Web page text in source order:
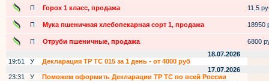
П Горох 1 класс, продажа 11,5
П Мука пшеничная хлебопекарная сорт 1, продажа 18950
П Отруби пшеничные, продажа
6800
18.07.2026
19:51
У
Декларация ТР ТС 015 за 1 день - от 4000 руб
17.07.2026
23:31
У
Поможем оформить Декларации ТР ТС по всей России